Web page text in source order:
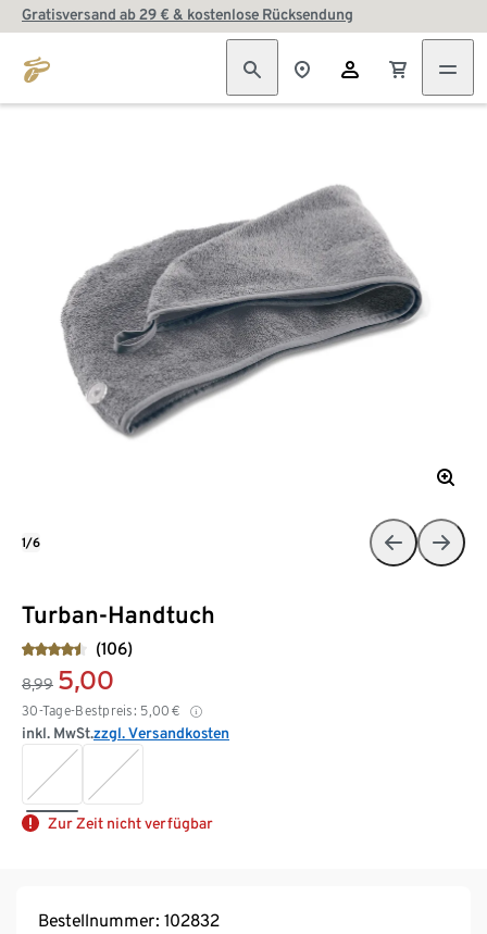
Gratisversand ab 29 € & kostenlose Rücksendung
Turban-Handtuch
(106)
8,99 5,00
30-Tage-Bestpreis: 5,00 €
inkl. MwSt.zzgl. Versandkosten
Zur Zeit nicht verfügbar
1/6
Bestellnummer: 102832